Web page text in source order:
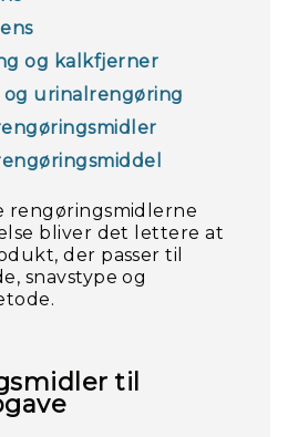
og kalkfjerner
og urinalrengøring
rengøringsmidlerne
bliver det lettere at
der passer til
snavstype og
til